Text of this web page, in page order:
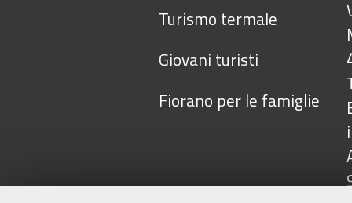
Turismo termale
Giovani turisti
Fiorano per le famiglie